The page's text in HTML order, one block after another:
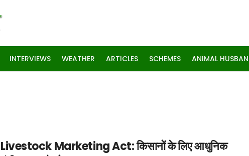
INTERVIEWS WEATHER ARTICLES SCHEMES ANIMAL
Livestock Marketing Act: किसानों के लिए आधुनिक